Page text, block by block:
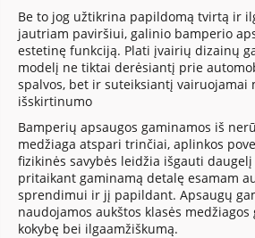
Be to jog užtikrina papildomą tvirtą ir
jautriam paviršiui, galinio bamperio
estetinę funkciją. Plati įvairių dizainų
modelį ne tiktai derėsiantį prie
spalvos, bet ir suteiksiantį vairuojamai
išskirtinumo
Bamperių apsaugos gaminamos iš
medžiaga atspari trinčiai, aplinkos
fizikinės savybės leidžia išgauti
pritaikant gaminamą detalę esamam
sprendimui ir jį papildant. Apsaugų
naudojamos aukštos klasės
kokybę bei ilgaamžiškumą.